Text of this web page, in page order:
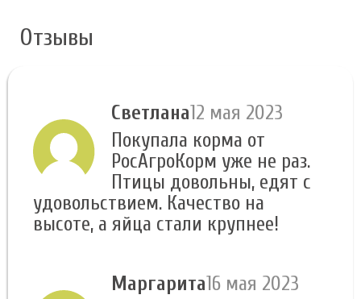
Отзывы
Светлана12 мая 2023
Покупала корма от
РосАгроКорм уже не раз.
Птицы довольны, едят с
удовольствием. Качество на
высоте, а яйца стали крупнее!
Маргарита16 мая 2023